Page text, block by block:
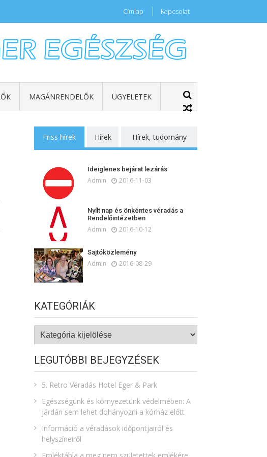
Címlap Kapcsolat
MAGÁNRENDELŐK ÜGYELETEK
Friss hírek Hírek Hírek, tudomány
Ideiglenes bejárat lezárás
Admin 2016-11-03
Nyílt nap és önkéntes véradás a
Rendelőintézetben
Admin 2016-10-12
Sajtóközlemény
Admin 2016-08-29
KATEGÓRIÁK
Kategóriák
LEGUTÓBBI BEJEGYZÉSEK
5. Retro Véradás Hotel Eger & Park
Egészségünk és környezetünk védelmében: A
járdán sem lehet dohányozni a kórház előtt
Információ a véradások időpontjairól és
helyszíneiről